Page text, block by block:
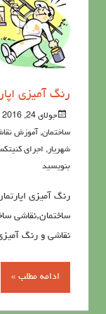
رنگ آميزي
جولای 24, 2016
ساختمان, آموزش
شهریار, اجرای
بنویسید
رنگ آميزي
ساختمان,نقاشی
نقاشی و رنگ
ادامه مطلب »